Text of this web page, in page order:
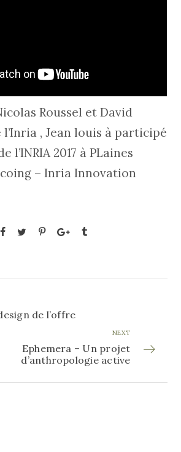
Roussel et David
, Jean louis à participé
l’INRIA 2017 à PLaines
– Inria Innovation
de l’offre
NEXT
Ephemera – Un projet
d’anthropologie active